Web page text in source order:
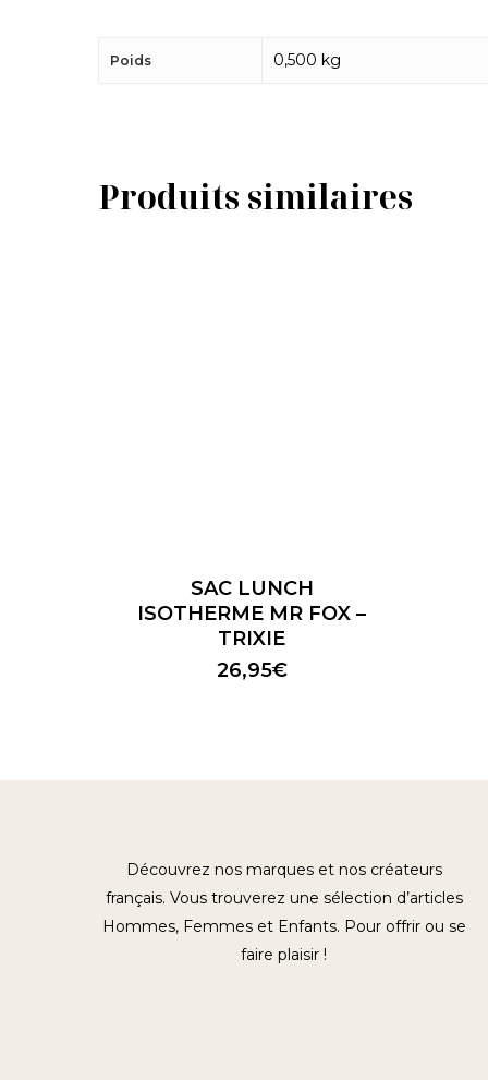
Poids 0,500 kg
Produits similaires
SAC LUNCH
ISOTHERME MR FOX –
TRIXIE
26,95€
Découvrez nos marques et nos créateurs
français. Vous trouverez une sélection d’articles
Hommes, Femmes et Enfants. Pour offrir ou se
faire plaisir !